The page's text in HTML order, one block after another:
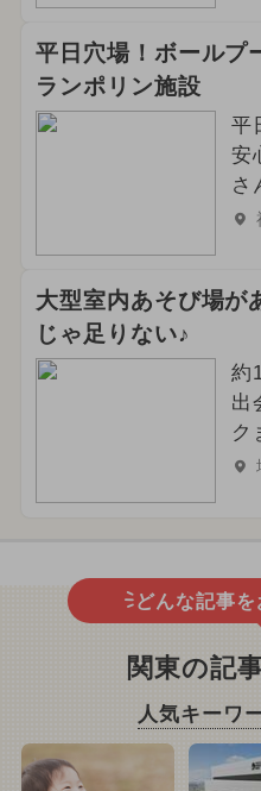
平日穴場！ボールプ
ランポリン施設
平
安
さ
大型室内あそび場
じゃ足りない♪
約
出
ク
どんな記事を
関東の記
人気キーワ